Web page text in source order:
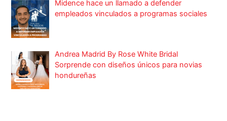
Midence hace un llamado a defender
empleados vinculados a programas sociales
Andrea Madrid By Rose White Bridal
Sorprende con diseños únicos para novias
hondureñas